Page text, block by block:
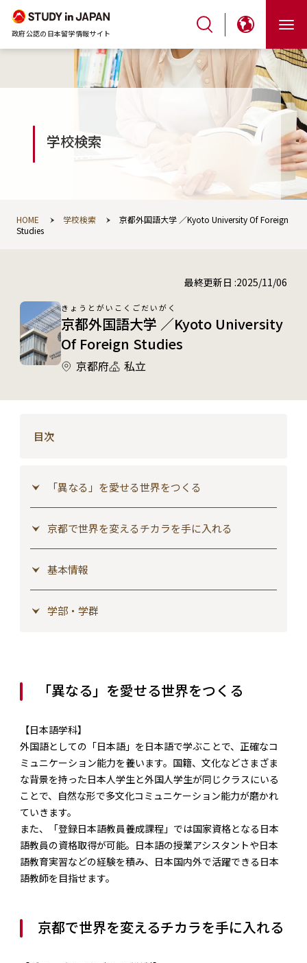
政府公認の日本留学情報サイト
学校検索
HOME 学校検索
京都外国語大学 ／Kyoto University Of Foreign
Studies
最終更新日 :2025/11/06
きょうとがいこくごだいがく
京都外国語大学 ／Kyoto University
Of Foreign Studies
京都府 私立
目次
「異なる」を愛せる世界をつくる
京都で世界を変えるチカラを手に入れる
基本情報
学部・学群
「異なる」を愛せる世界をつくる
【日本語学科】
外国語としての「日本語」を日本語で学ぶことで、正確なコ
ミュニケーション能力を養います。国籍、文化などさまざま
な背景を持った日本人学生と外国人学生が同じクラスにいる
ことで、自然な形で多文化コミュニケーション能力が磨かれ
ていきます。
また、「登録日本語教員養成課程」では国家資格となる日本
語教員の資格取得が可能。日本語の授業アシスタントや日本
語教育実習などの経験を積み、日本国内外で活躍できる日本
語教師を目指せます。
京都で世界を変えるチカラを手に入れる